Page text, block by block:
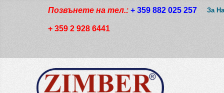
Позвънете на тел.: + 359 882 025 257
+ 359 2 928 6441
За